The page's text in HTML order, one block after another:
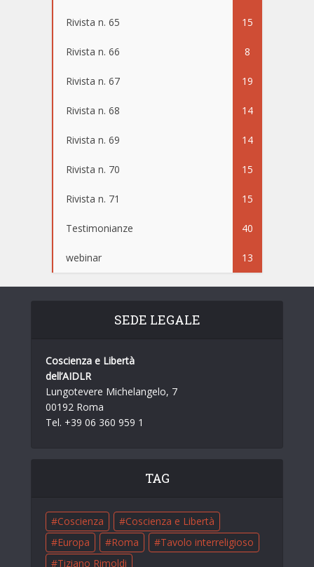
Rivista n. 65 15
Rivista n. 66 8
Rivista n. 67 19
Rivista n. 68 14
Rivista n. 69 14
Rivista n. 70 15
Rivista n. 71 15
Testimonianze 40
webinar 13
SEDE LEGALE
Coscienza e Libertà
dell’AIDLR
Lungotevere Michelangelo, 7
00192 Roma
Tel. +39 06 360 959 1
TAG
Coscienza
Coscienza e Libertà
Europa
Roma
Tavolo interreligioso
Tiziano Rimoldi